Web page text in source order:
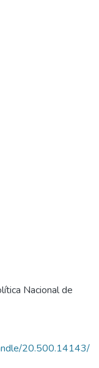
Nacional de
20.500.14143/